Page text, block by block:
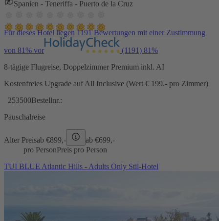
Spanien - Teneriffa - Puerto de la Cruz
Für dieses Hotel liegen 1191 Bewertungen mit einer Zustimmung
von 81% vor (1191) 81%
8-tägige Flugreise, Doppelzimmer Premium inkl. AI
Kostenfreies Upgrade auf All Inclusive (Wert € 199.- pro Zimmer)
253500Bestellnr.:
Pauschalreise
Alter Preisab €899,- ab €699,-
pro PersonPreis pro Person
TUI BLUE Atlantic Hills - Adults Only Stil-Hotel